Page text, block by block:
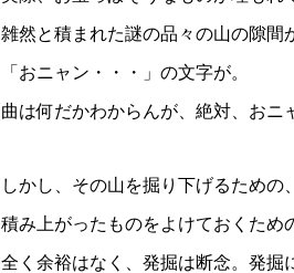
雑然と積まれた謎の品々の山の隙間
「おニャン・・・」の文字が。
曲は何だかわからんが、絶対、おニ
しかし、その山を掘り下げるための
積み上がったものをよけておくため
全く余裕はなく、発掘は断念。発掘